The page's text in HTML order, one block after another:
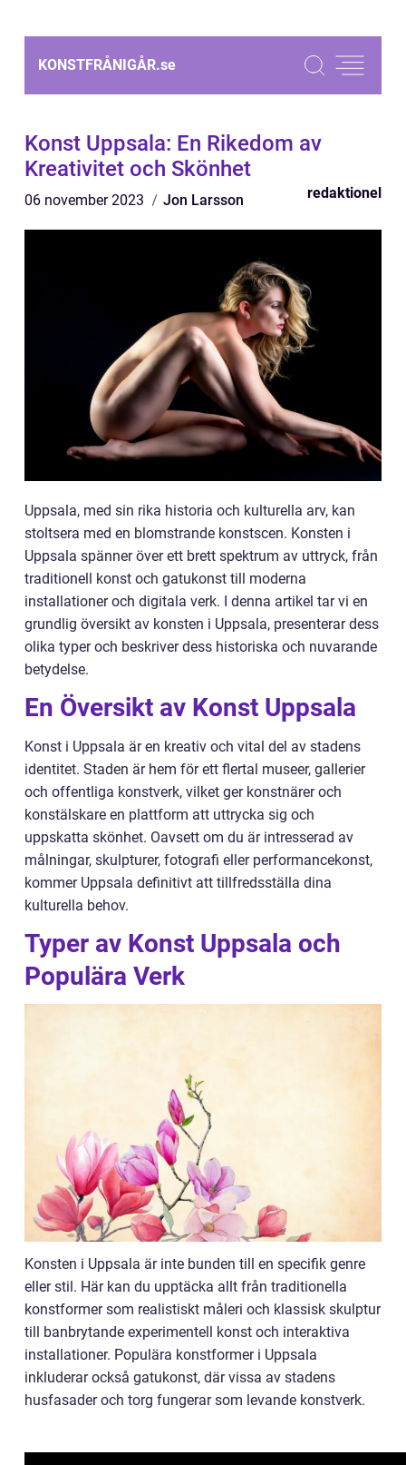
KONSTFRÅNIGÅR.se
Konst Uppsala: En Rikedom av
Kreativitet och Skönhet
06 november 2023 Jon Larsson redaktionel
Uppsala, med sin rika historia och kulturella arv, kan
stoltsera med en blomstrande konstscen. Konsten i
Uppsala spänner över ett brett spektrum av uttryck, från
traditionell konst och gatukonst till moderna
installationer och digitala verk. I denna artikel tar vi en
grundlig översikt av konsten i Uppsala, presenterar dess
olika typer och beskriver dess historiska och nuvarande
betydelse.
En Översikt av Konst Uppsala
Konst i Uppsala är en kreativ och vital del av stadens
identitet. Staden är hem för ett flertal museer, gallerier
och offentliga konstverk, vilket ger konstnärer och
konstälskare en plattform att uttrycka sig och
uppskatta skönhet. Oavsett om du är intresserad av
målningar, skulpturer, fotografi eller performancekonst,
kommer Uppsala definitivt att tillfredsställa dina
kulturella behov.
Typer av Konst Uppsala och
Populära Verk
Konsten i Uppsala är inte bunden till en specifik genre
eller stil. Här kan du upptäcka allt från traditionella
konstformer som realistiskt måleri och klassisk skulptur
till banbrytande experimentell konst och interaktiva
installationer. Populära konstformer i Uppsala
inkluderar också gatukonst, där vissa av stadens
husfasader och torg fungerar som levande konstverk.